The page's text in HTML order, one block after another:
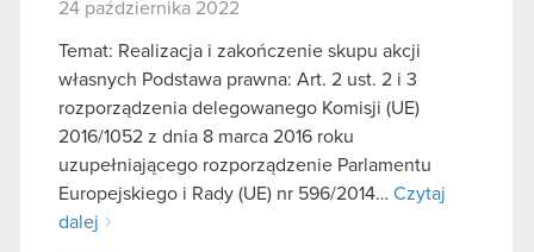
24 października 2022
Temat: Realizacja i zakończenie skupu akcji
własnych Podstawa prawna: Art. 2 ust. 2 i 3
rozporządzenia delegowanego Komisji (UE)
2016/1052 z dnia 8 marca 2016 roku
uzupełniającego rozporządzenie Parlamentu
Europejskiego i Rady (UE) nr 596/2014… Czytaj
dalej